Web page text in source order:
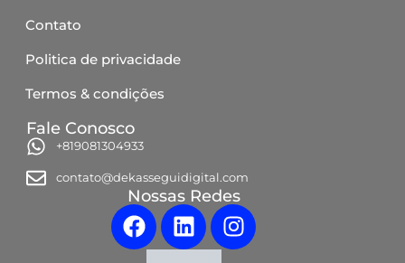
Contato
Politica de privacidade
Termos & condições
Fale Conosco
+819081304933
contato@dekasseguidigital.com
Nossas Redes